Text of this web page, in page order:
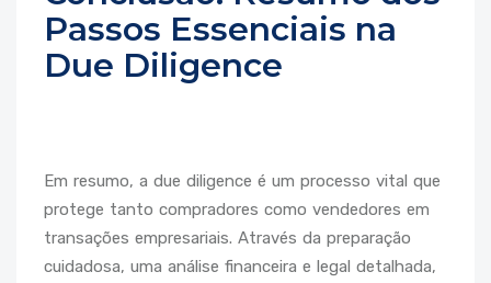
Passos Essenciais na
Due Diligence
Em resumo, a due diligence é um processo vital que
protege tanto compradores como vendedores em
transações empresariais. Através da preparação
cuidadosa, uma análise financeira e legal detalhada,